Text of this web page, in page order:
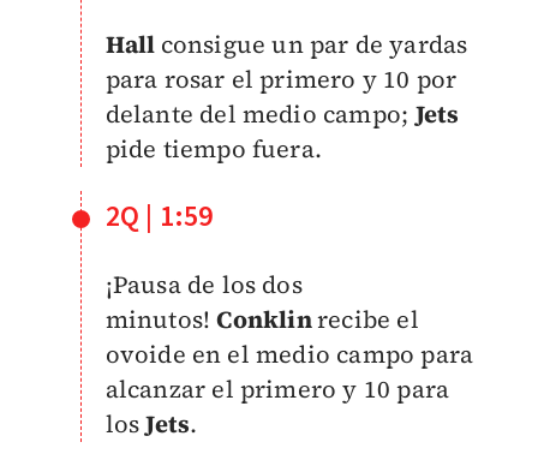
Hall consigue un par de yardas
para rosar el primero y 10 por
delante del medio campo;Jets
pide tiempo fuera.
2Q | 1:59
¡Pausa de los dos
minutos!Conklinrecibe el
ovoide en el medio campo para
alcanzar el primero y 10 para
losJets.